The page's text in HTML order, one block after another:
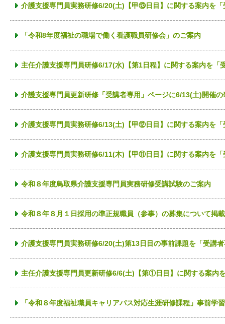
介護支援専門員実務研修6/20(土)【甲⑬日目】に関する案内を
「令和8年度福祉の職場で働く看護職員研修会」のご案内
主任介護支援専門員研修6/17(水)【第1日程】に関する案内を「
介護支援専門員更新研修「受講者専用」ページに6/13(土)開催
介護支援専門員実務研修6/13(土)【甲⑫日目】に関する案内を
介護支援専門員実務研修6/11(木)【甲⑪日目】に関する案内を
令和８年度鳥取県介護支援専門員実務研修受講試験のご案内
令和８年８月１日採用の準正規職員（参事）の募集について掲
介護支援専門員実務研修6/20(土)第13日目の事前課題を「受講
主任介護支援専門員更新研修6/6(土)【第①日目】に関する案内
「令和８年度福祉職員キャリアパス対応生涯研修課程」事前学